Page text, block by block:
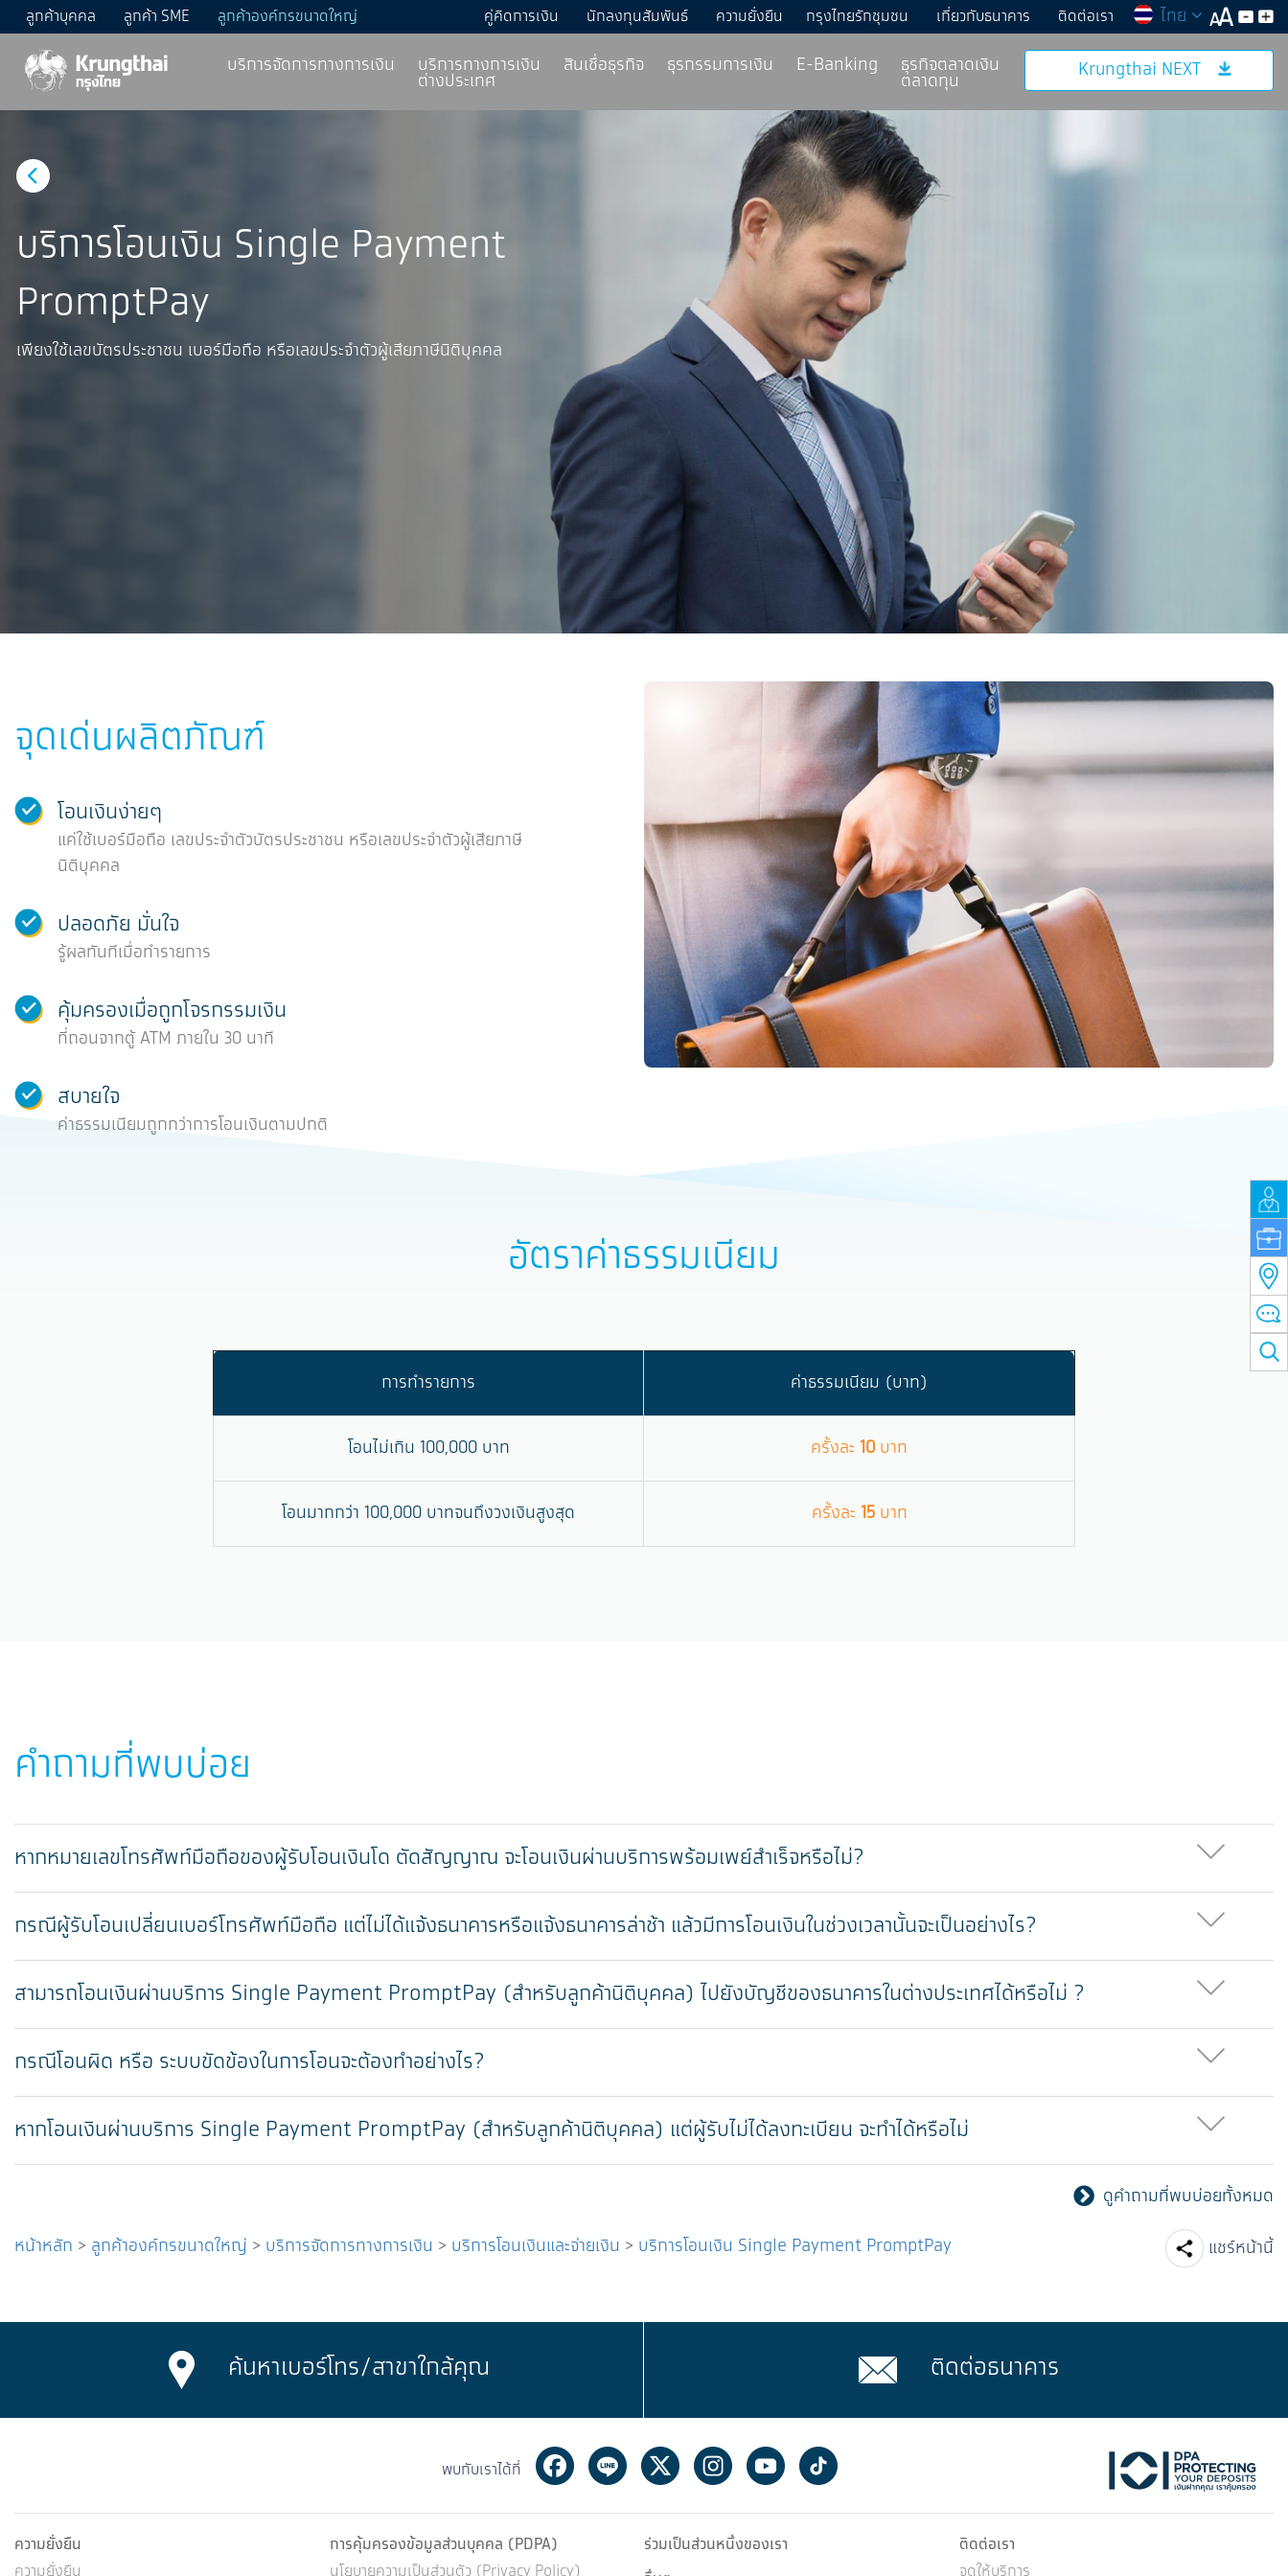
ลูกค้าบุคคล ลูกค้า SME ลูกค้าองค์กรขนาดใหญ่ คู่คิดการเงิน นักลงทุนสัมพันธ์ ความยั่งยืน กรุงไทยรักชุมชน เกี่ยวกับธนาคาร ติดต่อเรา
ไทย
บริการจัดการทางการเงิน
บริการทางการเงิน
ต่างประเทศ
สินเชื่อธุรกิจ ธุรกรรมการเงิน E-Banking ธุรกิจตลาดเงิน
ตลาดทุน Krungthai NEXT
บริการโอนเงิน Single Payment
PromptPay
เพียงใช้เลขบัตรประชาชน เบอร์มือถือ หรือเลขประจําตัวผู้เสียภาษีนิติบุคคล
จุดเด่นผลิตภัณฑ์
โอนเงินง่ายๆ
แค่ใช้เบอร์มือถือ เลขประจำตัวบัตรประชาชน หรือเลขประจําตัวผู้เสียภาษี
นิติบุคคล
ปลอดภัย มั่นใจ
รู้ผลทันทีเมื่อทำรายการ
คุ้มครองเมื่อถูกโจรกรรมเงิน
ที่ถอนจากตู้ ATM ภายใน 30 นาที
สบายใจ
ค่าธรรมเนียมถูกกว่าการโอนเงินตามปกติ
อัตราค่าธรรมเนียม
การทำรายการ ค่าธรรมเนียม (บาท)
โอนไม่เกิน 100,000 บาท ครั้งละ 10 บาท
โอนมากกว่า 100,000 บาทจนถึงวงเงินสูงสุด ครั้งละ 15บาท
คำถามที่พบบ่อย
หากหมายเลขโทรศัพท์มือถือของผู้รับโอนเงินโด ตัดสัญญาณ จะโอนเงินผ่านบริการพร้อมเพย์สำเร็จหรือไม่?
กรณีผู้รับโอนเปลี่ยนเบอร์โทรศัพท์มือถือ แต่ไม่ได้แจ้งธนาคารหรือแจ้งธนาคารล่าช้า แล้วมีการโอนเงินในช่วงเวลานั้นจะเป็นอย่างไร?
สามารถโอนเงินผ่านบริการ Single Payment PromptPay (สำหรับลูกค้านิติบุคคล) ไปยังบัญชีของธนาคารในต่างประเทศได้หรือไม่ ?
กรณีโอนผิด หรือ ระบบขัดข้องในการโอนจะต้องทำอย่างไร?
หากโอนเงินผ่านบริการ Single Payment PromptPay (สำหรับลูกค้านิติบุคคล) แต่ผู้รับไม่ได้ลงทะเบียน จะทำได้หรือไม่
ดูคำถามที่พบบ่อยทั้งหมด
หน้าหลัก > ลูกค้าองค์กรขนาดใหญ่ > บริการจัดการทางการเงิน > บริการโอนเงินและจ่ายเงิน > บริการโอนเงิน Single Payment PromptPay แชร์หน้านี้
Facebook
Line
ค้นหาเบอร์โทร/สาขาใกล้คุณ ติดต่อธนาคาร
พบกับเราได้ที่ Facebook
Line TwitterInstagram
YoutubeTiktok
ความยั่งยืน
ความยั่งยืน
การคุ้มครองข้อมูลส่วนบุคคล (PDPA)
นโยบายความเป็นส่วนตัว (Privacy Policy)
ร่วมเป็นส่วนหนึ่งของเรา
ติดต่อเรา
จุดให้บริการ